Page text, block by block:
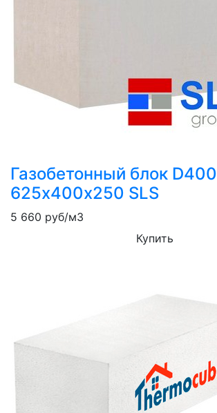
Газобетонный блок D400
625х400х250 SLS
5 660 руб/м3
Купить